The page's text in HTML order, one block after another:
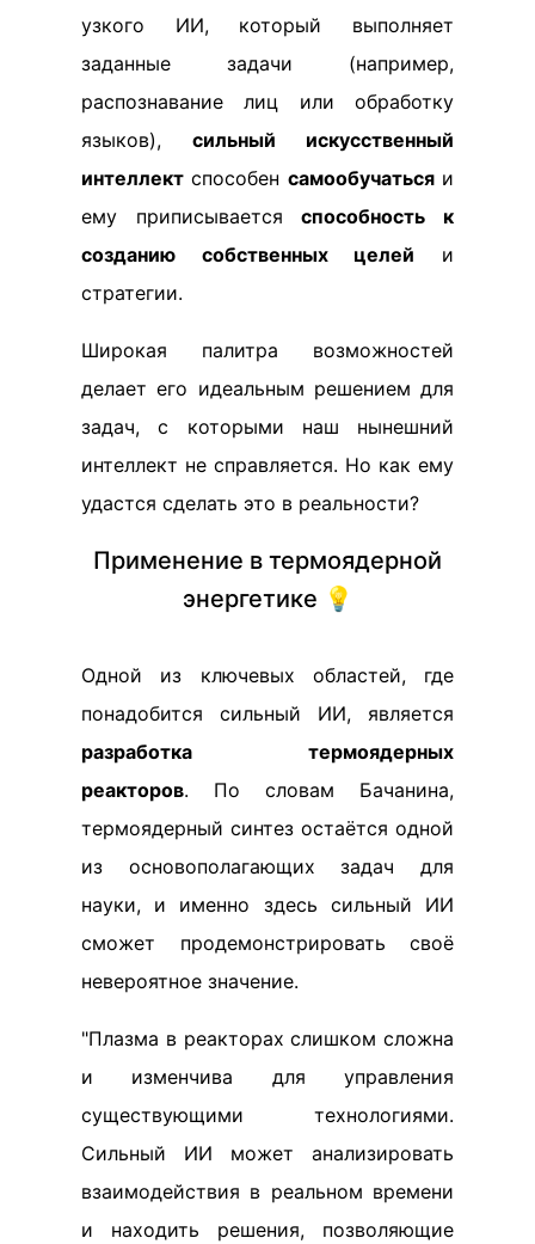
узкого ИИ, который выполняет
заданные задачи (например,
распознавание лиц или обработку
языков), сильный искусственный
интеллект способен самообучатьсяи
ему приписываетсяспособность к
созданию собственных целей и
стратегии.
Широкая палитра возможностей
делает его идеальным решением для
задач, с которыми наш нынешний
интеллект не справляется. Но как ему
удастся сделать это в реальности?
Применение в термоядерной
энергетике 💡
Одной из ключевых областей, где
понадобится сильный ИИ, является
разработка термоядерных
реакторов. По словам Бачанина,
термоядерный синтез остаётся одной
из основополагающих задач для
науки, и именно здесь сильный ИИ
сможет продемонстрировать своё
невероятное значение.
"Плазма в реакторах слишком сложна
и изменчива для управления
существующими технологиями.
Сильный ИИ может анализировать
взаимодействия в реальном времени
и находить решения, позволяющие